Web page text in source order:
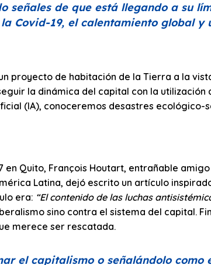
señales de que está llegando a su
Covid-19, el calentamiento global y
proyecto de habitación de la Tierra a la
la dinámica del capital con la utilización
(IA), conoceremos desastres ecológico-
en Quito, François Houtart, entrañable
Latina, dejó escrito un artículo
era: “El contenido de las luchas
sino contra el sistema del capital.
merece ser rescatada.
el capitalismo o señalándolo como